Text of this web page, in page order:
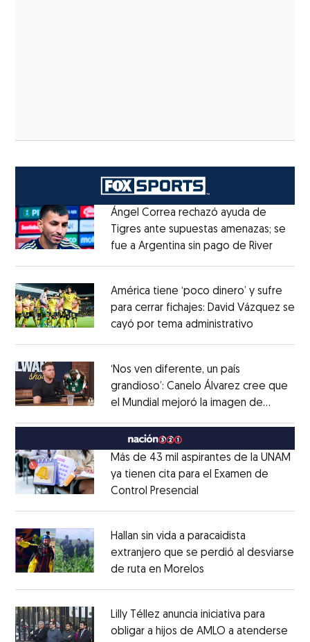
Ángel Correa rechazó ayuda de
Tigres ante supuestas amenazas; se
fue a Argentina sin pago de RiverOpens
América tiene ‘poco dinero’ y sufre
para cerrar fichajes: David Vázquez se
cayó por tema administrativo
‘Nos ven diferente, un país
grandioso’: Canelo Álvarez cree que
el Mundial mejoró la imagen de
MéxicoOpens in new window
Más de 43 mil aspirantes de la UNAM
ya tienen cita para el Examen de
Control Presencial
Hallan sin vida a paracaidista
extranjero que se perdió al desviarse
de ruta en Morelos
Lilly Téllez anuncia iniciativa para
obligar a hijos de AMLO a atenderse